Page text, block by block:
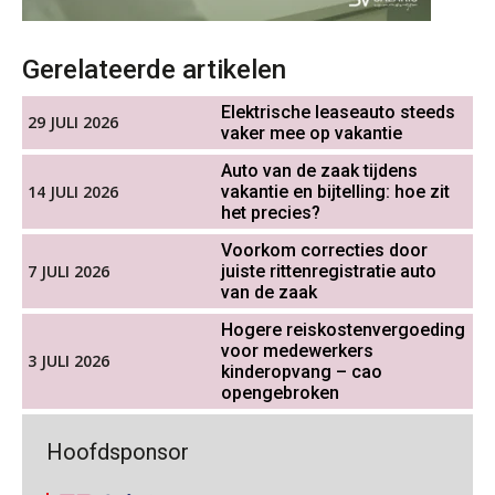
Gerelateerde artikelen
29 JULI 2026
Elektrische leaseauto steeds
vaker mee op vakantie
14 JULI 2026
Auto van de zaak tijdens
vakantie en bijtelling: hoe zit
het precies?
7 JULI 2026
Voorkom correcties door
juiste rittenregistratie auto
van de zaak
3 JULI 2026
Hogere reiskostenvergoeding
voor medewerkers
kinderopvang – cao
opengebroken
Hoofdsponsor
verlofopname, duurzame
inzetbaarheid meer dan aantal
Aandachtspunten bij transitie in
verband met Wet toekomst
pensioenen voor werkgevers
Wie alles ziet, draagt alles: de
ongemakkelijke positie van payroll
De kracht van complimenten op de
werkvloer
MOCuitgevers
06
OKT
Cursus WAZO – verlofvormen
MOCuitgevers
OKT
Online training Power Query voor HR en salarisadministrateurs
MOCuitgevers
OKT
Online cursus Internationaal thuiswerken en vaste inrichting na 2025 OESO modelverdrag update
MOCuitgevers
OKT
Cursus Van salarisadministrateur naar beloningsadviseur (verdieping)
MOCuitgevers
OKT
MOCuitgevers